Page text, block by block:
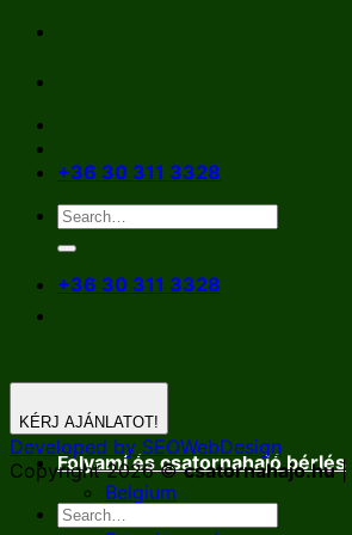
Skip
content
+36 30 311 3328
+36 30 311 3328
Folyami és csatornahajó bérlés
Belgium
Németország
KÉRJ AJÁNLATOT!
Developed by SEOWebDesign
Copyright 2026 ©csatornahajo.hu|